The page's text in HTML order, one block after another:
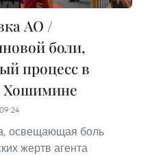
AO /
боли,
процесс в
Хошимине
освещающая боль
жертв агента